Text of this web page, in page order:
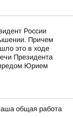
России
Причем
это в ходе
Президента
Юрием
общая работа